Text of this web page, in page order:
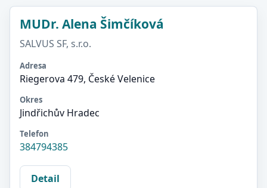
MUDr. Alena Šimčíková
SALVUS SF, s.r.o.
Adresa
Riegerova 479, České Velenice
Okres
Jindřichův Hradec
Telefon
384794385
Detail